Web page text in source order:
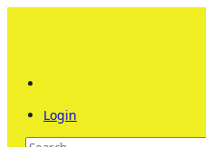
Login